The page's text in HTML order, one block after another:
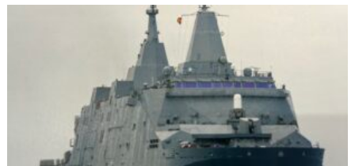
覽